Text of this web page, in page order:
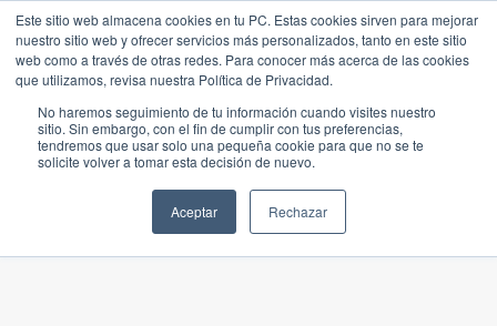
Este sitio web almacena cookies en tu PC. Estas cookies sirven para mejorar
nuestro sitio web y ofrecer servicios más personalizados, tanto en este sitio
web como a través de otras redes. Para conocer más acerca de las cookies
que utilizamos, revisa nuestra Política de Privacidad.
No haremos seguimiento de tu información cuando visites nuestro
sitio. Sin embargo, con el fin de cumplir con tus preferencias,
tendremos que usar solo una pequeña cookie para que no se te
solicite volver a tomar esta decisión de nuevo.
Aceptar Rechazar